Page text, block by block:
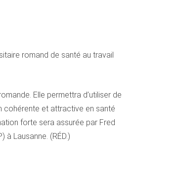
romand de santé au travail
Elle permettra d’utiliser de
cohérente et attractive en santé
forte sera assurée par Fred
Lausanne. (RÉD.)